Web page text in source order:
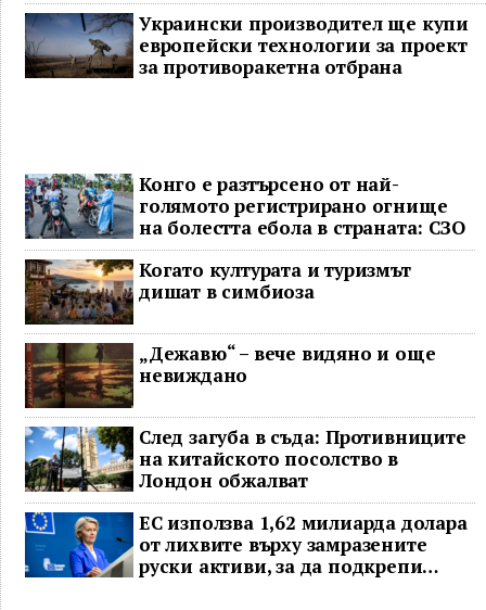
Украински производител ще купи
европейски технологии за проект
за противоракетна отбрана
Конго е разтърсено от най-
голямото регистрирано огнище
на болестта ебола в страната: СЗО
Когато културата и туризмът
дишат в симбиоза
„Дежавю“ – вече видяно и още
невиждано
След загуба в съда: Противниците
на китайското посолство в
Лондон обжалват
ЕС използва 1,62 милиарда долара
от лихвите върху замразените
руски активи, за да подкрепи